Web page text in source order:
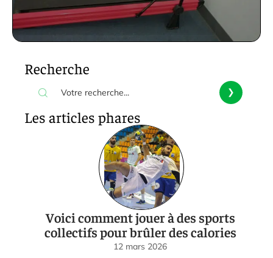
Recherche
Les articles phares
Voici comment jouer à des sports
collectifs pour brûler des calories
12 mars 2026